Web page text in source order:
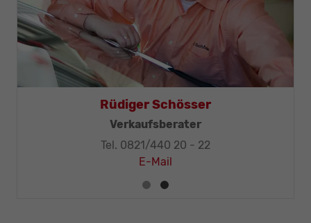
Rüdiger Schösser
Verkaufsberater
Tel. 0821/440 20 - 22
E-Mail